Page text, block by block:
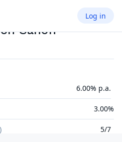
Log in
Sanofi
6.00% p.a.
3.00%
5/7